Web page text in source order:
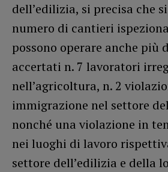
dell’edilizia, si precisa che
numero di cantieri
possono operare anche più
accertati n. 7 lavoratori
nell’agricoltura, n. 2
immigrazione nel settore
nonché una violazione in
nei luoghi di lavoro
settore dell’edilizia e della